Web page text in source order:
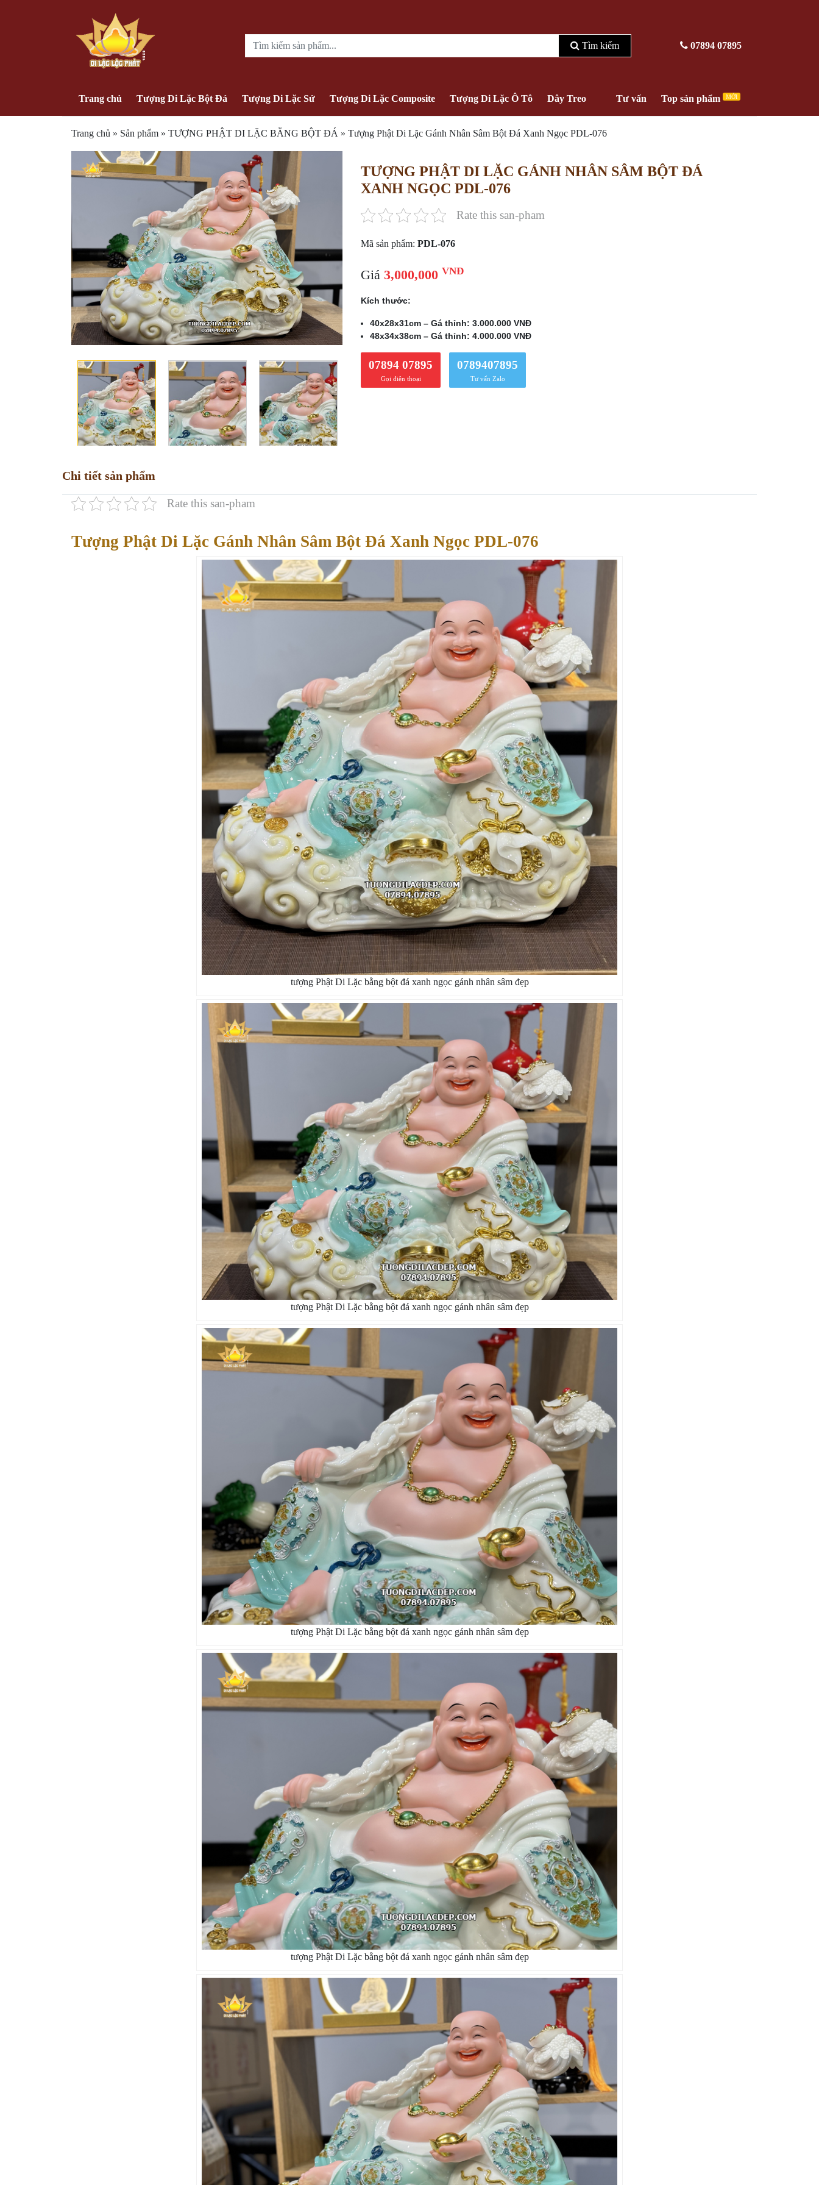
Tìm kiếm 07894 07895
Trang chủ Tượng Di Lặc Bột Đá Tượng Di Lặc Sứ Tượng Di Lặc Composite Tượng Di Lặc Ô Tô Dây Treo Tư vấn Top sản phẩm MỚI
Trang chủ » Sản phẩm » TƯỢNG PHẬT DI LẶC BẰNG BỘT ĐÁ » Tượng Phật Di Lặc Gánh Nhân Sâm Bột Đá Xanh Ngọc PDL-076
TƯỢNG PHẬT DI LẶC GÁNH NHÂN SÂM BỘT ĐÁ
XANH NGỌC PDL-076
Rate this san-pham
Mã sản phẩm: PDL-076
Giá 3,000,000 VNĐ
Kích thước:
40x28x31cm – Gá thỉnh: 3.000.000 VNĐ
48x34x38cm – Gá thỉnh: 4.000.000 VNĐ
07894 07895
Gọi điện thoại
0789407895
Tư vấn Zalo
Chi tiết sản phẩm
Rate this san-pham
Tượng Phật Di Lặc Gánh Nhân Sâm Bột Đá Xanh Ngọc PDL-076
tượng Phật Di Lặc bằng bột đá xanh ngọc gánh nhân sâm đẹp
tượng Phật Di Lặc bằng bột đá xanh ngọc gánh nhân sâm đẹp
tượng Phật Di Lặc bằng bột đá xanh ngọc gánh nhân sâm đẹp
tượng Phật Di Lặc bằng bột đá xanh ngọc gánh nhân sâm đẹp